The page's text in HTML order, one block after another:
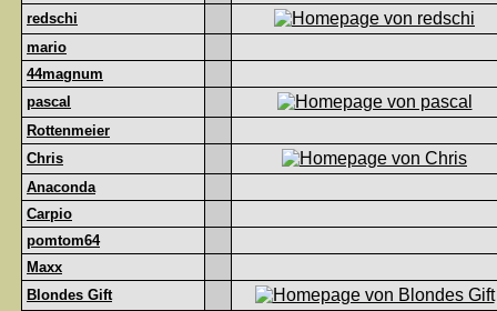
redschi
mario
44magnum
pascal
Rottenmeier
Chris
Anaconda
Carpio
pomtom64
Maxx
Blondes Gift